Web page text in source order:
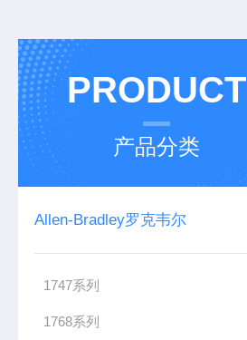
PRODUCT
产品分类
Allen-Bradley罗克韦尔
1747系列
1768系列